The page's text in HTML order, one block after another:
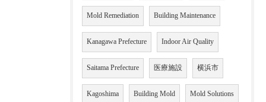
Mold Remediation Building Maintenance
Kanagawa Prefecture Indoor Air Quality
Saitama Prefecture 医療施設 横浜市
Kagoshima Building Mold Mold Solutions